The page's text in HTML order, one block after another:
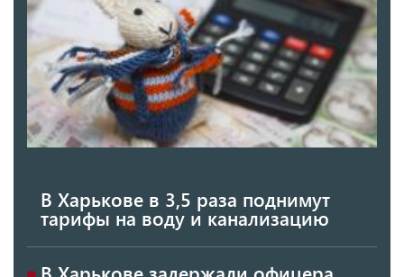
В Харькове в 3,5 раза поднимут
тарифы на воду и канализацию